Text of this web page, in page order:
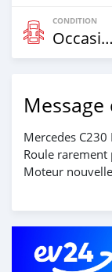
CONDITION
Occasion
Mercedes
Roule
Moteur